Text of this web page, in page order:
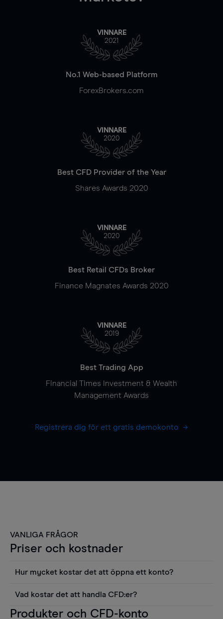
VINNARE
2021
No.1 Web-based Platform
ForexBrokers.com
VINNARE
2020
Best CFD Provider of the Year
Shares Awards 2020
VINNARE
2020
Best Retail CFDs Broker
Finance Magnates Awards 2020
VINNARE
2019
Best Trading App
Financial Times Investment & Wealth
Management Awards
Registrera dig för ett gratis demokonto
VANLIGA FRÅGOR
Priser och kostnader
Hur mycket kostar det att öppna ett konto?
använda sådana verktyg som diagram, Reuters
Vad kostar det att handla CFD:er?
Det är en rad kostnader att tänka på när man
Produkter och CFD-konto